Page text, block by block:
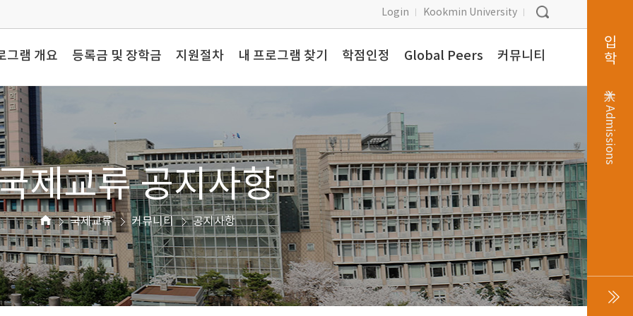
Login Kookmin University
그램 개요 등록금 및 장학금 지원절차 내 프로그램 찾기 학점인정 Global Peers 커뮤니티
제교류 공지사항
국제교류 커뮤니티 공지사항
입학
Admissions